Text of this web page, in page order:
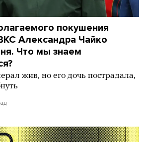
покушения
Александра Чайко
Что мы знаем
жив, но его дочь пострадала,